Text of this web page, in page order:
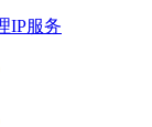
IP服务